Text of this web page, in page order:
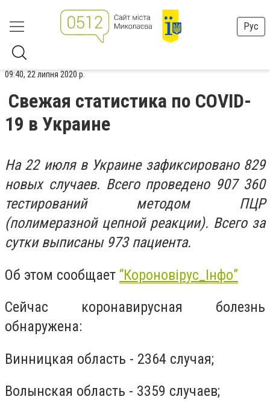
Рус
09:40, 22 липня 2020 р.
Свежая статистика по COVID-
19 в Украине
На 22 июля в Украине зафиксировано 829
новых случаев. Всего проведено 907 360
тестирований методом ПЦР
(полимеразной цепной реакции). Всего за
сутки выписаны 973 ​​пациента.
Об этом сообщает “Короновірус_Інфо”
Сейчас коронавирусная болезнь
обнаружена:
Винницкая область - 2364 случая;
Волынская область - 3359 случаев;